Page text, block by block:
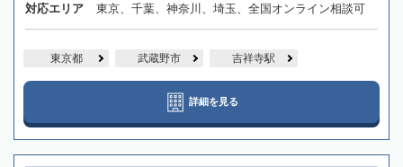
対応エリア 東京、千葉、神奈川、埼玉、全国オンライン相談可
東京都 武蔵野市 吉祥寺駅
詳細を見る